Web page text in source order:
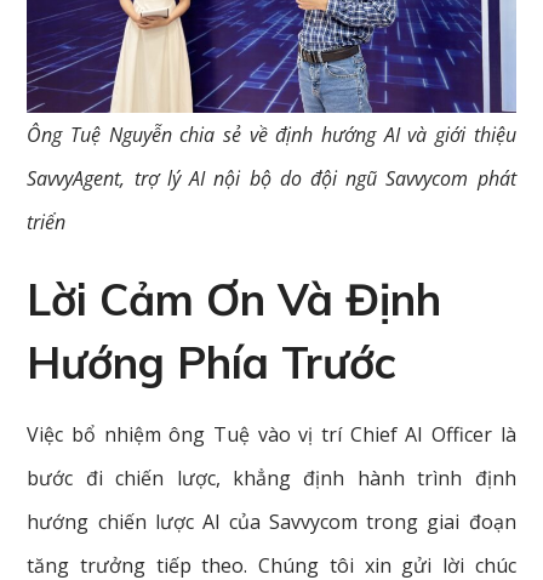
Ông Tuệ Nguyễn chia sẻ về định hướng AI và giới thiệu
SavvyAgent, trợ lý AI nội bộ do đội ngũ Savvycom phát
triển
Lời Cảm Ơn Và Định
Hướng Phía Trước
Việc bổ nhiệm ông Tuệ vào vị trí Chief AI Officer là
bước đi chiến lược, khẳng định hành trình định
hướng chiến lược AI của Savvycom trong giai đoạn
tăng trưởng tiếp theo. Chúng tôi xin gửi lời chúc